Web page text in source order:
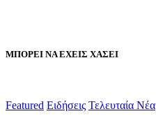
ΜΠΟΡΕΙ ΝΑ ΕΧΕΙΣ ΧΑΣΕΙ
Featured Ειδήσεις Τελευταία Νέα